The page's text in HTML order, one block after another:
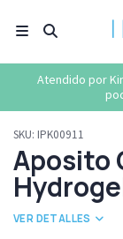
Atendido por
SKU: IPK00911
Aposito
VER DETALLES